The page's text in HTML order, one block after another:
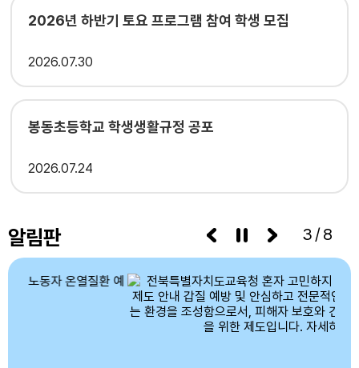
2026년 하반기 토요 프로그램 참여 학생 모집
2026 07.30
봉동초등학교 학생생활규정 공포
2026 07.24
알림판 3/8